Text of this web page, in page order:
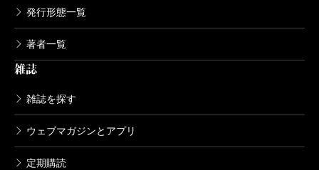
発行形態一覧
著者一覧
雑誌
雑誌を探す
ウェブマガジンとアプリ
定期購読